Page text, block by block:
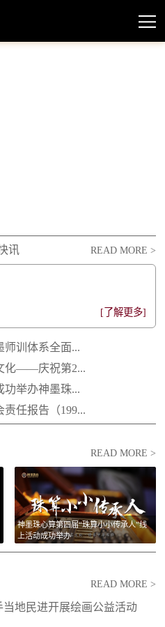
情况信息公示
明
致关心支...
——2021年...
福祖国繁荣...
新年贺词
READ MORE >
讯
[了解更多]
师训体系全面...
化——庆祝第2...
功举办神墨珠...
任报告（199...
READ MORE >
神墨珠心算第四届“珠算小小传承人”线
上活动成功举办
READ MORE >
地民进开展绘画公益活动